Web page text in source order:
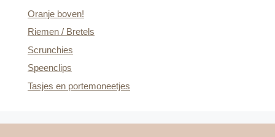
Oranje boven!
Riemen / Bretels
Scrunchies
Speenclips
Tasjes en portemoneetjes